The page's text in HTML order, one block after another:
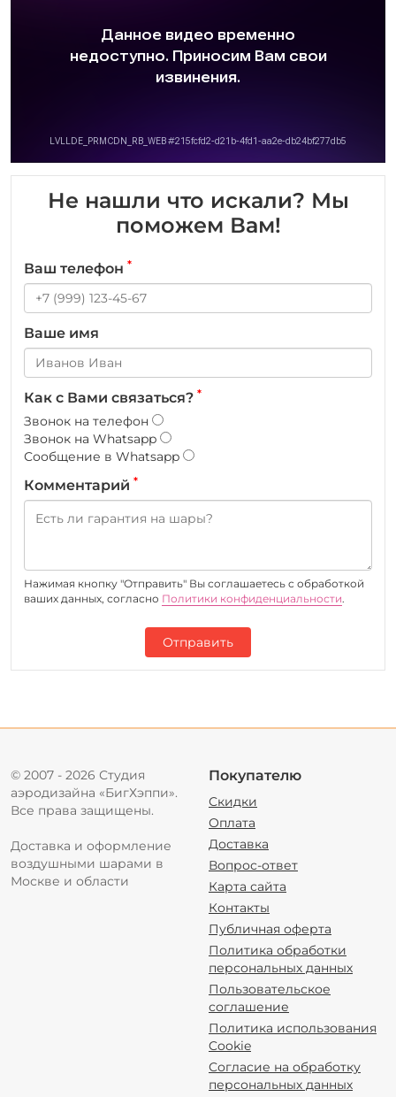
Не нашли что искали? Мы
поможем Вам!
Ваш телефон *
Ваше имя
Как с Вами связаться? *
Звонок на телефон
Звонок на Whatsapp
Сообщение в Whatsapp
Комментарий *
Нажимая кнопку "Отправить" Вы соглашаетесь c обработкой
ваших данных, согласно Политики конфиденциальности.
Отправить
© 2007 - 2026 Студия
аэродизайна «БигХэппи».
Все права защищены.
Доставка и оформление
воздушными шарами в
Москве и области
Покупателю
Скидки
Оплата
Доставка
Вопрос-ответ
Карта сайта
Контакты
Публичная оферта
Политика обработки
персональных данных
Пользовательское
соглашение
Политика использования
Cookie
Согласие на обработку
персональных данных